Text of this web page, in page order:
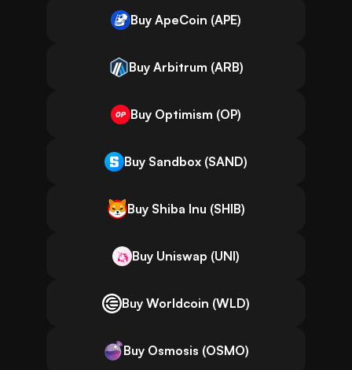
Buy ApeCoin (APE)
Buy Arbitrum (ARB)
Buy Optimism (OP)
Buy Sandbox (SAND)
Buy Shiba Inu (SHIB)
Buy Uniswap (UNI)
Buy Worldcoin (WLD)
Buy Osmosis (OSMO)